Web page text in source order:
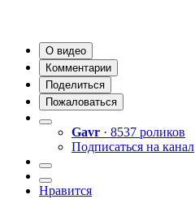
О видео
Комментарии
Поделиться
Пожаловаться
Gavr · 8537 роликов
Подписаться на канал
Нравится